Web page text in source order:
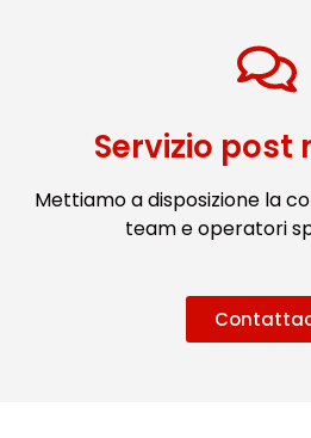
Servizio post
Mettiamo a disposizione la
team e operatori